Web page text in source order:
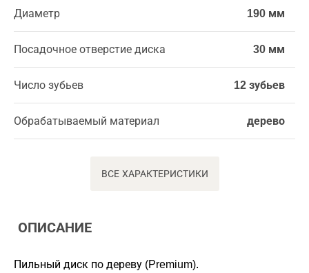
Диаметр 190 мм
Посадочное отверстие диска 30 мм
Число зубьев 12 зубьев
Обрабатываемый материал дерево
ВСЕ ХАРАКТЕРИСТИКИ
ОПИСАНИЕ
Пильный диск по дереву (Premium).